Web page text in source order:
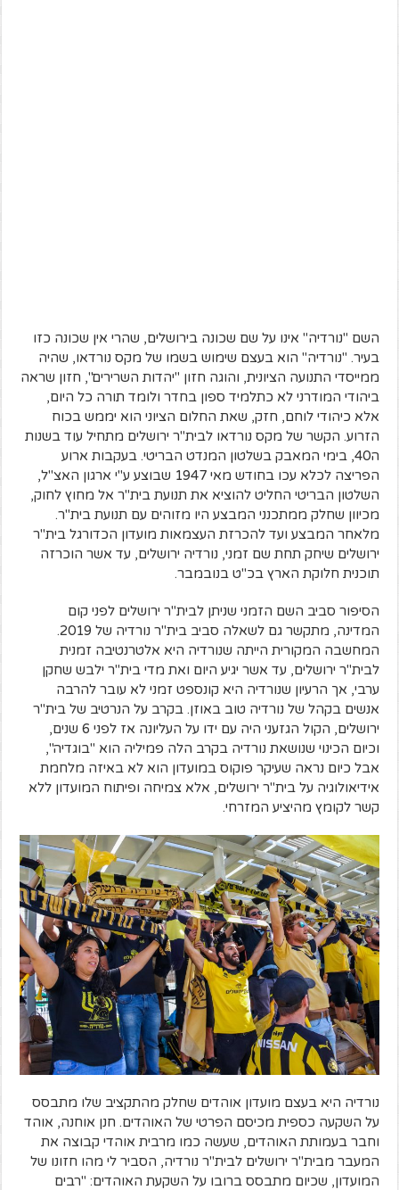
השם "נורדיה" אינו על שם שכונה בירושלים, שהרי אין שכונה כזו
בעיר. "נורדיה" הוא בעצם שימוש בשמו של מקס נורדאו, שהיה
ממייסדי התנועה הציונית, והוגה חזון "יהדות השרירים", חזון שראה
ביהודי המודרני לא כתלמיד ספון בחדר ולומד תורה כל היום,
אלא כיהודי לוחם, חזק, שאת החלום הציוני הוא יממש בכוח
הזרוע. הקשר של מקס נורדאו לבית"ר ירושלים מתחיל עוד בשנות
ה40, בימי המאבק בשלטון המנדט הבריטי. בעקבות ארוע
הפריצה לכלא עכו בחודש מאי 1947 שבוצע ע"י ארגון האצ"ל,
השלטון הבריטי החליט להוציא את תנועת בית"ר אל מחוץ לחוק,
מכיוון שחלק ממתכנני המבצע היו מזוהים עם תנועת בית"ר.
מלאחר המבצע ועד להכרזת העצמאות מועדון הכדורגל בית"ר
ירושלים שיחק תחת שם זמני, נורדיה ירושלים, עד אשר הוכרזה
תוכנית חלוקת הארץ בכ"ט בנובמבר.
הסיפור סביב השם הזמני שניתן לבית"ר ירושלים לפני קום
המדינה, מתקשר גם לשאלה סביב בית"ר נורדיה של 2019.
המחשבה המקורית הייתה שנורדיה היא אלטרנטיבה זמנית
לבית"ר ירושלים, עד אשר יגיע היום ואת מדי בית"ר ילבש שחקן
ערבי, אך הרעיון שנורדיה היא קונספט זמני לא עובר להרבה
אנשים בקהל של נורדיה טוב באוזן. בקרב על הנרטיב של בית"ר
ירושלים, הקול הגזעני היה עם ידו על העליונה אז לפני 6 שנים,
וכיום הכינוי שנושאת נורדיה בקרב הלה פמיליה הוא "בוגדיה",
אבל כיום נראה שעיקר פוקוס במועדון הוא לא באיזה מלחמת
אידיאולוגיה על בית"ר ירושלים, אלא צמיחה ופיתוח המועדון ללא
קשר לקומץ מהיציע המזרחי.
נורדיה היא בעצם מועדון אוהדים שחלק מהתקציב שלו מתבסס
על השקעה כספית מכיסם הפרטי של האוהדים. חנן אוחנה, אוהד
וחבר בעמותת האוהדים, שעשה כמו מרבית אוהדי קבוצה את
המעבר מבית"ר ירושלים לבית"ר נורדיה, הסביר לי מהו חזונו של
המועדון, שכיום מתבסס ברובו על השקעת האוהדים: "רבים